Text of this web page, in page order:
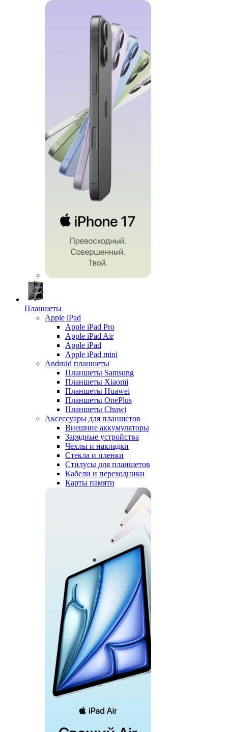
Планшеты
Apple iPad
Apple iPad Pro
Apple iPad Air
Apple iPad
Apple iPad mini
Android планшеты
Планшеты Samsung
Планшеты Xiaomi
Планшеты Huawei
Планшеты OnePlus
Планшеты Chuwi
Аксессуары для планшетов
Внешние аккумуляторы
Зарядные устройства
Чехлы и накладки
Стекла и пленки
Стилусы для планшетов
Кабели и переходники
Карты памяти